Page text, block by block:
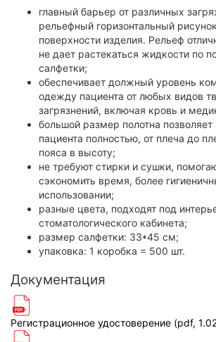
главный барьер от различных
рельефный горизонтальный
поверхности изделия. Рельеф
не дает растекаться жидкости по
салфетки;
обеспечивает должный уровень
одежду пациента от любых видов
загрязнений, включая кровь и
большой размер полотна
пациента полностью, от плеча до
пояса в высоту;
не требуют стирки и сушки,
сэкономить время, более
использовании;
разные цвета, подходят под
стоматологического кабинета;
размер салфетки: 33*45 см;
упаковка: 1 коробка = 500 шт.
Документация
Регистрационное удостоверение (pdf,